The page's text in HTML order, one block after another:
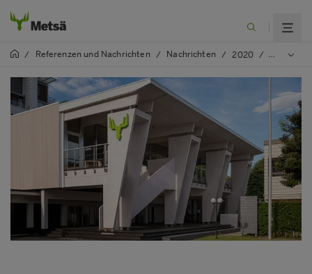
/ Referenzen und Nachrichten / Nachrichten / 2020 / Metsä